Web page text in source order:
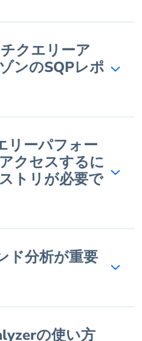
クエリーア
ンのSQPレポ
リーパフォー
クセスするに
トリが必要で
ド分析が重要
の使い方